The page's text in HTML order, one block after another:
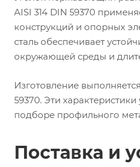
AISI 314 DIN 59370
конструкций и опорных
сталь обеспечивает
окружающей среды и
Изготовление
59370. Эти
подборе профильного
Поставка и